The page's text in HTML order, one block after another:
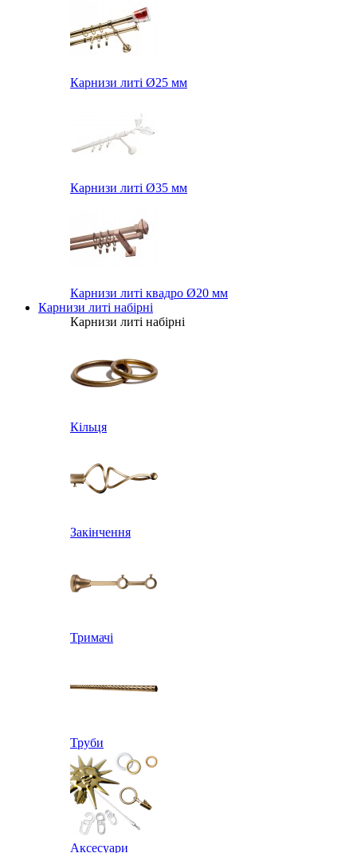
Карнизи литі Ø25 мм
Карнизи литі Ø35 мм
Карнизи литі квадро Ø20 мм
Карнизи литі набірні
Карнизи литі набірні
Кільця
Закінчення
Тримачі
Труби
Аксесуари